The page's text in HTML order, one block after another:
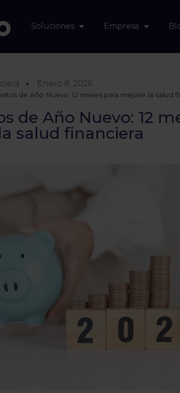
Soluciones Empresa
Enero 8, 2026
de Año Nuevo: 12 meses para mejorar la salud
de Año Nuevo: 12
salud financiera